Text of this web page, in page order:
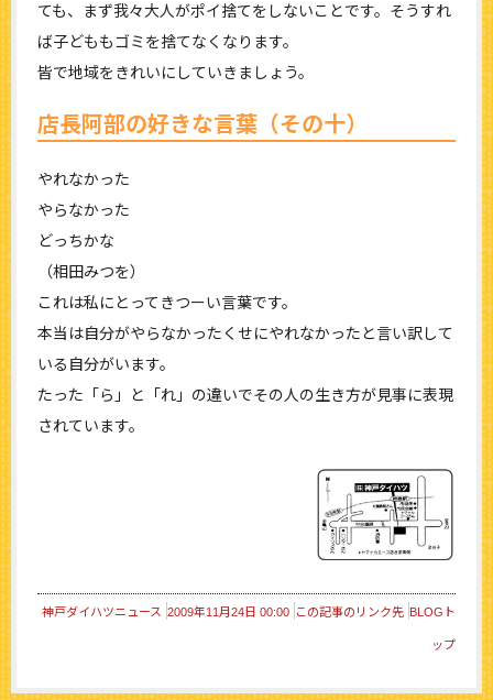
ても、まず我々大人がポイ捨てをしないことです。そうすれ
ば子どももゴミを捨てなくなります。
皆で地域をきれいにしていきましょう。
店長阿部の好きな言葉（その十）
やれなかった
やらなかった
どっちかな
（相田みつを）
これは私にとってきつーい言葉です。
本当は自分がやらなかったくせにやれなかったと言い訳して
いる自分がいます。
たった「ら」と「れ」の違いでその人の生き方が見事に表現
されています。
神戸ダイハツニュース 2009年11月24日 00:00 この記事のリンク先 BLOGト
ップ